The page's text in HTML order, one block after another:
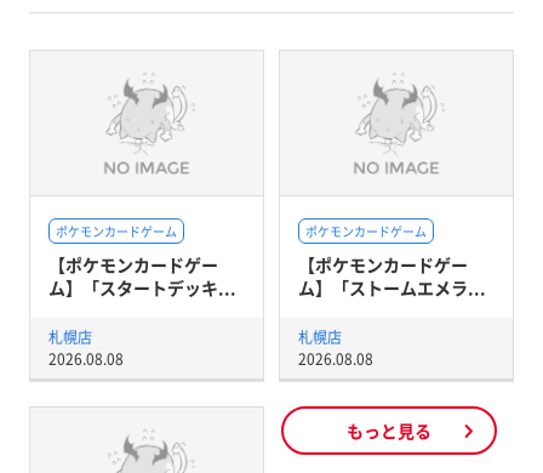
ポケモンカードゲーム
【ポケモンカードゲー
ム】「スタートデッキ...
札幌店
2026.08.08
ポケモンカードゲーム
【ポケモンカードゲー
ム】「ストームエメラ...
札幌店
2026.08.08
もっと見る